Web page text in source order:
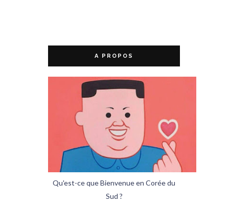
A PROPOS
Qu'est-ce que Bienvenue en Corée du
Sud ?